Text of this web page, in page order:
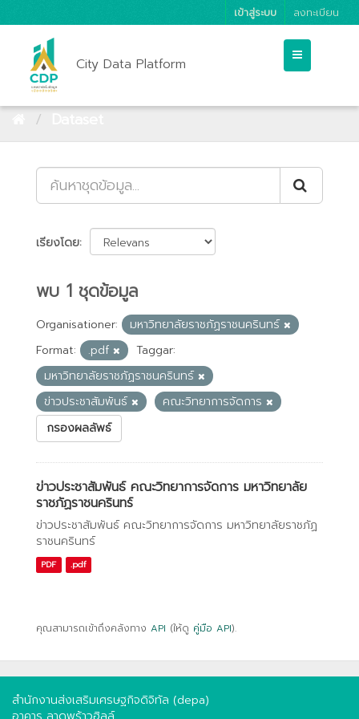
เข้าสู่ระบบ ลงทะเบียน
City Data Platform
เรียงโดย
พบ 1 ชุดข้อมูล
Organisationer:
มหาวิทยาลัยราชภัฏราชนครินทร์
Format:
.pdf
Taggar:
มหาวิทยาลัยราชภัฏราชนครินทร์
ข่าวประชาสัมพันธ์
คณะวิทยาการจัดการ
กรองผลลัพธ์
ข่าวประชาสัมพันธ์ คณะวิทยาการจัดการ มหาวิทยาลัย
ราชภัฏราชนครินทร์
ข่าวประชาสัมพันธ์ คณะวิทยาการจัดการ มหาวิทยาลัยราชภัฏ
ราชนครินทร์
PDF .pdf
คุณสามารถเข้าถึงคลังทาง API (ให้ดู คู่มือ API).
สำนักงานส่งเสริมเศรษฐกิจดิจิทัล (depa)